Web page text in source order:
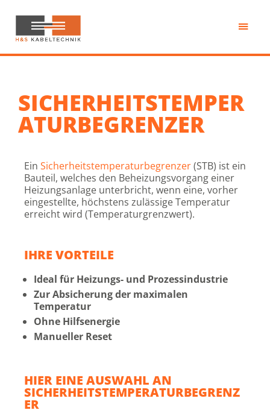
Inhalt
springen
H&S
Kabeltechnik
SICHERHEITSTEMPER
ATURBEGRENZER
Ein Sicherheitstemperaturbegrenzer(STB) ist ein
Bauteil, welches den Beheizungsvorgang einer
Heizungsanlage unterbricht, wenn eine, vorher
eingestellte, höchstens zulässige Temperatur
erreicht wird (Temperaturgrenzwert).
IHRE VORTEILE
Ideal für Heizungs- und Prozessindustrie
Zur Absicherung der maximalen
Temperatur
Ohne Hilfsenergie
Manueller Reset
HIER EINE AUSWAHL AN
SICHERHEITSTEMPERATURBEGRENZ
ER